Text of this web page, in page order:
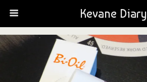
Kevane Diary